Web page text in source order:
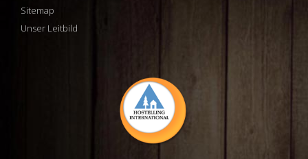
Sitemap
Unser Leitbild